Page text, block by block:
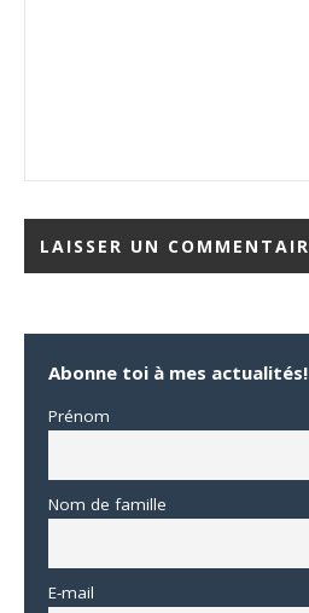
Abonne toi à mes actualités!
Prénom
Nom de famille
E-mail